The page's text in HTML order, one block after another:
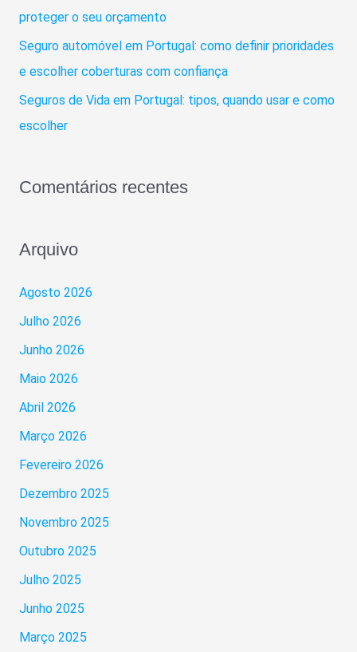
proteger o seu orçamento
Seguro automóvel em Portugal: como definir prioridades
e escolher coberturas com confiança
Seguros de Vida em Portugal: tipos, quando usar e como
escolher
Comentários recentes
Arquivo
Agosto 2026
Julho 2026
Junho 2026
Maio 2026
Abril 2026
Março 2026
Fevereiro 2026
Dezembro 2025
Novembro 2025
Outubro 2025
Julho 2025
Junho 2025
Março 2025